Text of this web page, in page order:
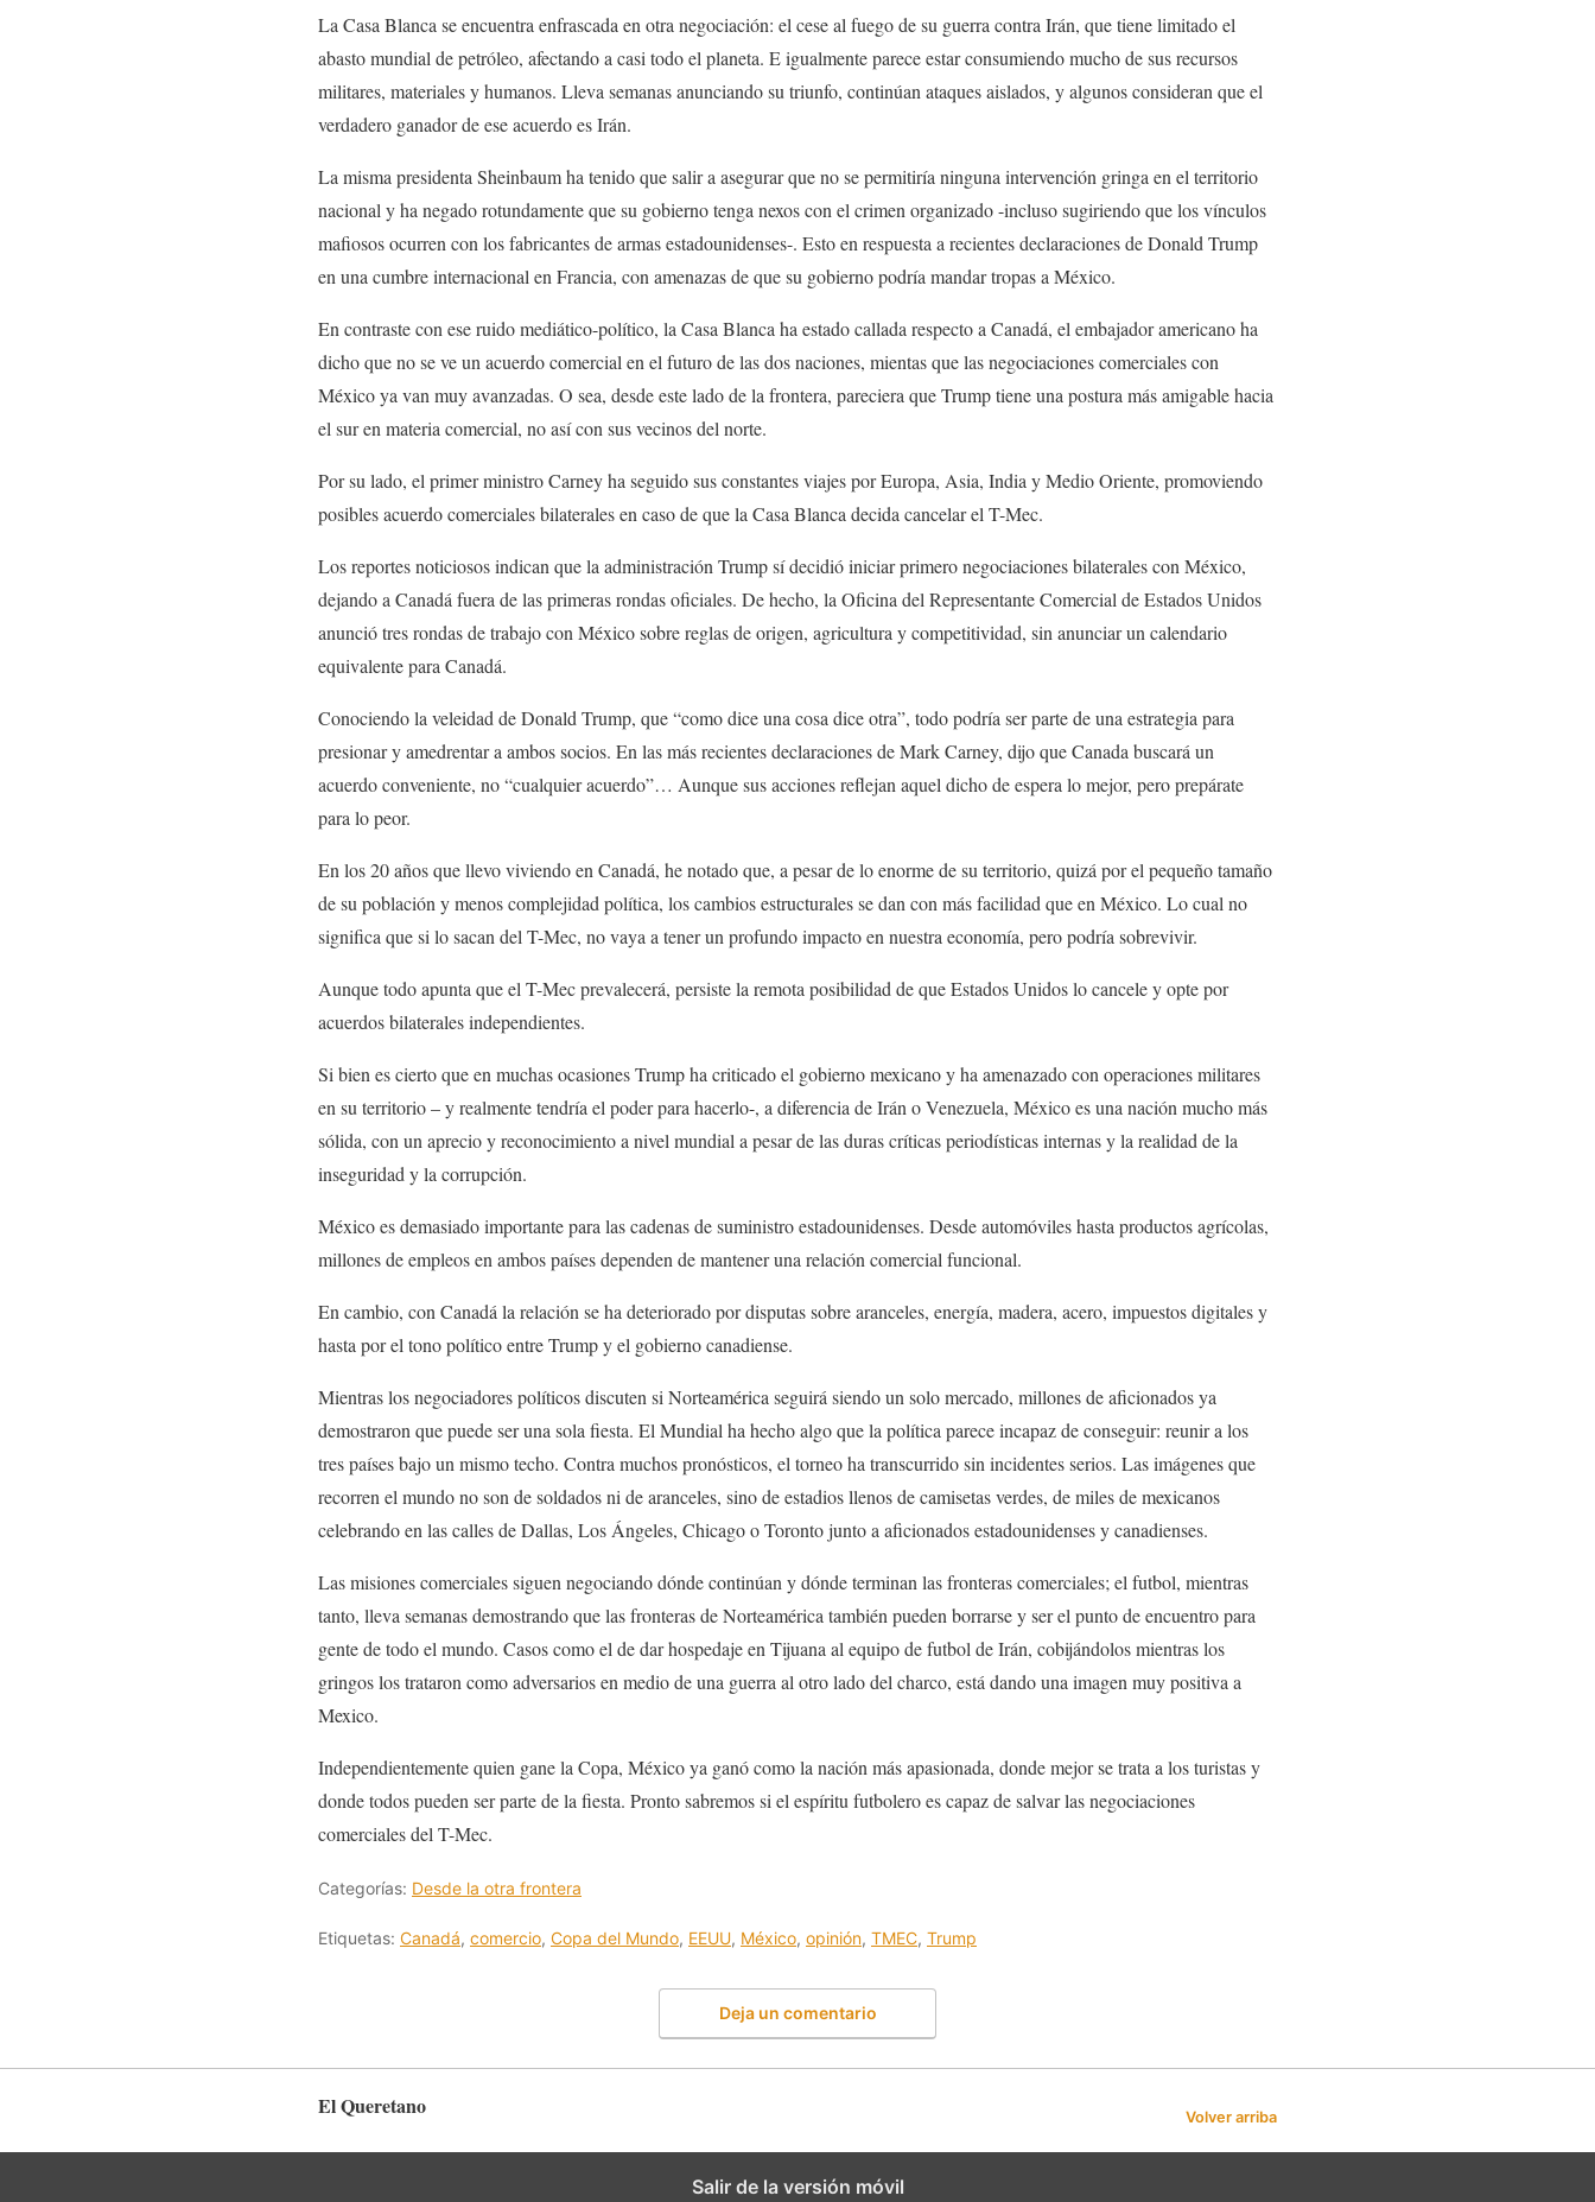
La Casa Blanca se encuentra enfrascada en otra negociación: el cese al fuego de su guerra contra Irán, que tiene limitado el
abasto mundial de petróleo, afectando a casi todo el planeta. E igualmente parece estar consumiendo mucho de sus recursos
militares, materiales y humanos. Lleva semanas anunciando su triunfo, continúan ataques aislados, y algunos consideran que el
verdadero ganador de ese acuerdo es Irán.
La misma presidenta Sheinbaum ha tenido que salir a asegurar que no se permitiría ninguna intervención gringa en el territorio
nacional y ha negado rotundamente que su gobierno tenga nexos con el crimen organizado -incluso sugiriendo que los vínculos
mafiosos ocurren con los fabricantes de armas estadounidenses-. Esto en respuesta a recientes declaraciones de Donald Trump
en una cumbre internacional en Francia, con amenazas de que su gobierno podría mandar tropas a México.
En contraste con ese ruido mediático-político, la Casa Blanca ha estado callada respecto a Canadá, el embajador americano ha
dicho que no se ve un acuerdo comercial en el futuro de las dos naciones, mientas que las negociaciones comerciales con
México ya van muy avanzadas. O sea, desde este lado de la frontera, pareciera que Trump tiene una postura más amigable hacia
el sur en materia comercial, no así con sus vecinos del norte.
Por su lado, el primer ministro Carney ha seguido sus constantes viajes por Europa, Asia, India y Medio Oriente, promoviendo
posibles acuerdo comerciales bilaterales en caso de que la Casa Blanca decida cancelar el T-Mec.
Los reportes noticiosos indican que la administración Trump sí decidió iniciar primero negociaciones bilaterales con México,
dejando a Canadá fuera de las primeras rondas oficiales. De hecho, la Oficina del Representante Comercial de Estados Unidos
anunció tres rondas de trabajo con México sobre reglas de origen, agricultura y competitividad, sin anunciar un calendario
equivalente para Canadá.
Conociendo la veleidad de Donald Trump, que “como dice una cosa dice otra”, todo podría ser parte de una estrategia para
presionar y amedrentar a ambos socios. En las más recientes declaraciones de Mark Carney, dijo que Canada buscará un
acuerdo conveniente, no “cualquier acuerdo”… Aunque sus acciones reflejan aquel dicho de espera lo mejor, pero prepárate
para lo peor.
En los 20 años que llevo viviendo en Canadá, he notado que, a pesar de lo enorme de su territorio, quizá por el pequeño tamaño
de su población y menos complejidad política, los cambios estructurales se dan con más facilidad que en México. Lo cual no
significa que si lo sacan del T-Mec, no vaya a tener un profundo impacto en nuestra economía, pero podría sobrevivir.
Aunque todo apunta que el T-Mec prevalecerá, persiste la remota posibilidad de que Estados Unidos lo cancele y opte por
acuerdos bilaterales independientes.
Si bien es cierto que en muchas ocasiones Trump ha criticado el gobierno mexicano y ha amenazado con operaciones militares
en su territorio – y realmente tendría el poder para hacerlo-, a diferencia de Irán o Venezuela, México es una nación mucho más
sólida, con un aprecio y reconocimiento a nivel mundial a pesar de las duras críticas periodísticas internas y la realidad de la
inseguridad y la corrupción.
México es demasiado importante para las cadenas de suministro estadounidenses. Desde automóviles hasta productos agrícolas,
millones de empleos en ambos países dependen de mantener una relación comercial funcional.
En cambio, con Canadá la relación se ha deteriorado por disputas sobre aranceles, energía, madera, acero, impuestos digitales y
hasta por el tono político entre Trump y el gobierno canadiense.
Mientras los negociadores políticos discuten si Norteamérica seguirá siendo un solo mercado, millones de aficionados ya
demostraron que puede ser una sola fiesta. El Mundial ha hecho algo que la política parece incapaz de conseguir: reunir a los
tres países bajo un mismo techo. Contra muchos pronósticos, el torneo ha transcurrido sin incidentes serios. Las imágenes que
recorren el mundo no son de soldados ni de aranceles, sino de estadios llenos de camisetas verdes, de miles de mexicanos
celebrando en las calles de Dallas, Los Ángeles, Chicago o Toronto junto a aficionados estadounidenses y canadienses.
Las misiones comerciales siguen negociando dónde continúan y dónde terminan las fronteras comerciales; el futbol, mientras
tanto, lleva semanas demostrando que las fronteras de Norteamérica también pueden borrarse y ser el punto de encuentro para
gente de todo el mundo. Casos como el de dar hospedaje en Tijuana al equipo de futbol de Irán, cobijándolos mientras los
gringos los trataron como adversarios en medio de una guerra al otro lado del charco, está dando una imagen muy positiva a
Mexico.
Independientemente quien gane la Copa, México ya ganó como la nación más apasionada, donde mejor se trata a los turistas y
donde todos pueden ser parte de la fiesta. Pronto sabremos si el espíritu futbolero es capaz de salvar las negociaciones
comerciales del T-Mec.
Categorías: Desde la otra frontera
Etiquetas: Canadá, comercio, Copa del Mundo, EEUU, México, opinión, TMEC, Trump
Deja un comentario
El Queretano Volver arriba
Salir de la versión móvil